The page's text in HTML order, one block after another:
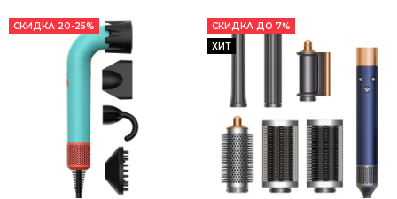
СКИДКА 20-25%
СКИДКА ДО 7%
ХИТ